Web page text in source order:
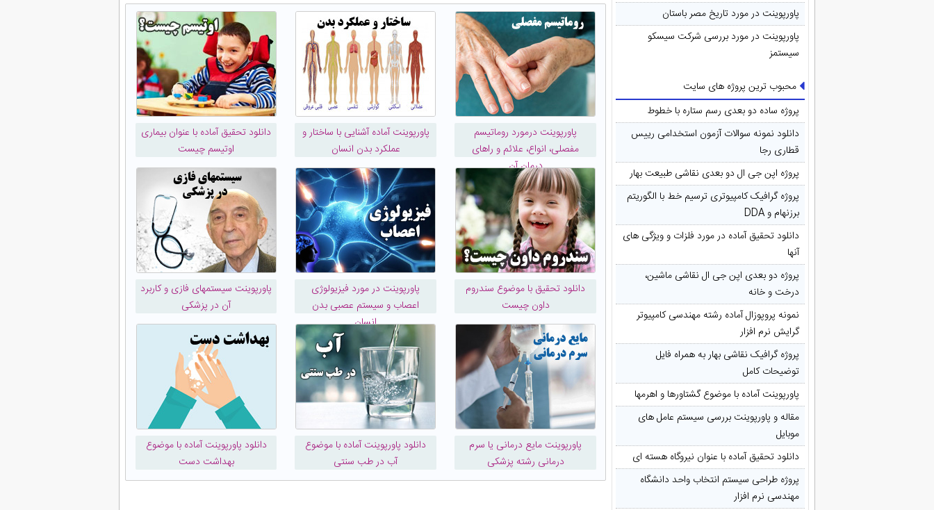
پاورپوینت در مورد تاريخ مصر باستان
پاورپوینت در مورد بررسی شرکت سیسکو
سیستمز
محبوب ترین پروژه های سایت
پروژه ساده دو بعدی رسم ستاره با خطوط
دانلود نمونه سوالات آزمون استخدامی رییس
قطاری رجا
پروژه اپن جی ال دو بعدی نقاشی طبیعت بهار
پروژه گرافیک کامپیوتری ترسیم خط با الگوریتم
برزنهام و DDA
دانلود تحقیق آماده در مورد فلزات و ویژگی های
آنها
پروژه دو بعدی اپن جی ال نقاشی ماشین،
درخت و خانه
نمونه پروپوزال آماده رشته مهندسی کامپیوتر
گرایش نرم افزار
پروژه گرافیک نقاشی بهار به همراه فایل
توضیحات کامل
پاورپوینت آماده با موضوع گشتاورها و اهرمها
مقاله و پاورپوینت بررسی سیستم عامل های
موبایل
دانلود تحقیق آماده با عنوان نیروگاه هسته ای
پروژه طراحی سیستم انتخاب واحد دانشگاه
مهندسی نرم افزار
پاورپوینت درمورد روماتیسم
مفصلی، انواع، علائم و راهای
درمان آن
پاورپوینت آماده آشنایی با ساختار و
عملکرد بدن انسان
دانلود تحقیق آماده با عنوان بیماری
اوتیسم چیست
دانلود تحقیق با موضوع سندروم
داون چیست
پاورپوینت در مورد فیزیولوژی
اعصاب و سیستم عصبی بدن
انسان
پاورپوینت سیستمهای فازی و کاربرد
آن در پزشکی
پاورپوینت مایع درمانی یا سرم
درمانی رشته پزشکی
دانلود پاورپوینت آماده با موضوع
آب در طب سنتی
دانلود پاورپوینت آماده با موضوع
بهداشت دست